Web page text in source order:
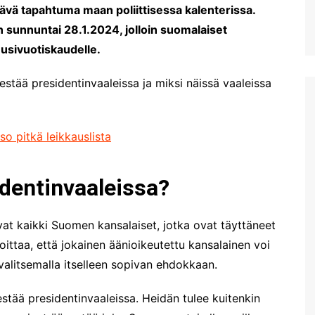
tapahtuma maan poliittisessa kalenterissa.
28.1.2024, jolloin suomalaiset
presidentinvaaleissa ja miksi näissä vaaleissa
pitkä leikkauslista
kaikki Suomen kansalaiset, jotka ovat täyttäneet
että jokainen äänioikeutettu kansalainen voi
itselleen sopivan ehdokkaan.
presidentinvaaleissa. Heidän tulee kuitenkin